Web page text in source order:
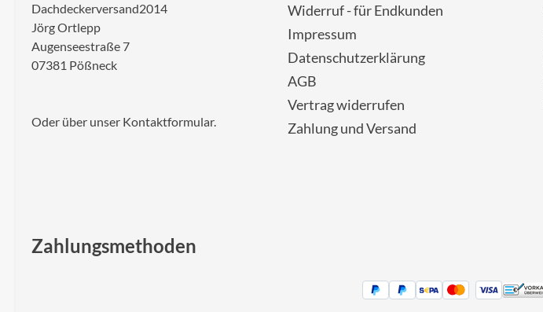
Dachdeckerversand2014
Jörg Ortlepp
Augenseestraße 7
07381 Pößneck
Oder über unser Kontaktformular.
Widerruf - für Endkunden
Impressum
Datenschutzerklärung
AGB
Vertrag widerrufen
Zahlung und Versand
Zahlungsmethoden